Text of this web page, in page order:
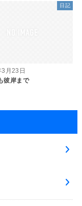
日記
月23日
彼岸まで